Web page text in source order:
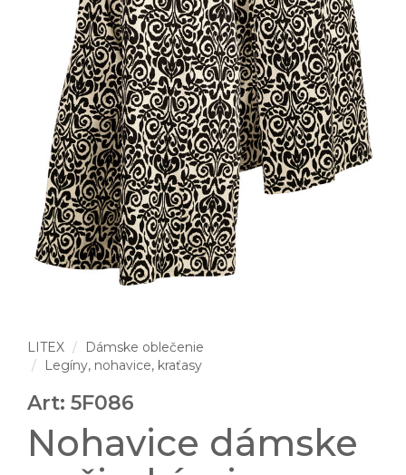
LITEX
Dámske oblečenie
Legíny, nohavice, kraťasy
Art: 5F086
Nohavice dámske